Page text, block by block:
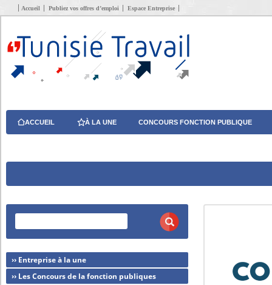
Accueil Publiez vos offres d’emploi Espace Entreprise
ACCUEIL À LA UNE CONCOURS FONCTION PUBLIQUE
›› Entreprise à la une
›› Les Concours de la fonction publiques